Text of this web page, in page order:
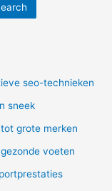
seo-technieken
sneek
grote merken
voeten